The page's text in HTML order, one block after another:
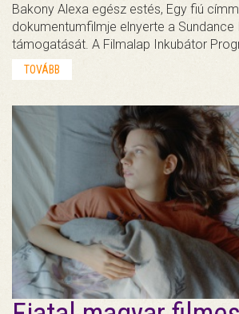
Bakony Alexa egész estés, Egy fiú
dokumentumfilmje elnyerte a Sundance
támogatását. A Filmalap Inkubátor
TOVÁBB